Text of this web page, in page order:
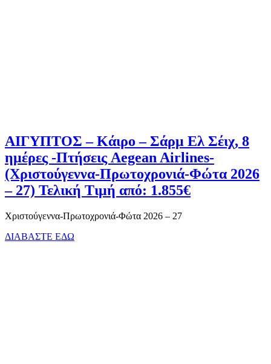
ΑΙΓΥΠΤΟΣ – Κάιρο – Σάρμ Ελ Σέιχ, 8
ημέρες -Πτήσεις Aegean Airlines-
(Χριστούγεννα-Πρωτοχρονιά-Φώτα 2026
– 27) Τελική Τιμή από: 1.855€
Χριστούγεννα-Πρωτοχρονιά-Φώτα 2026 – 27
ΔΙΑΒΑΣΤΕ ΕΔΩ